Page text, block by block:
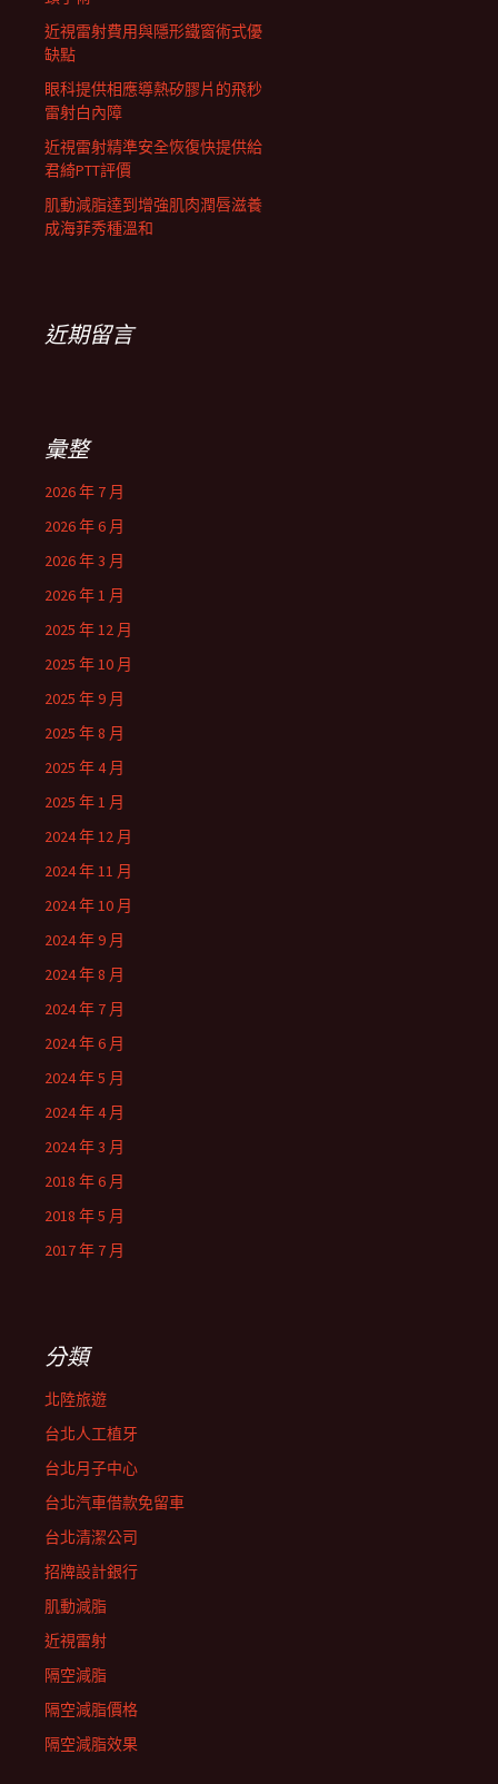
近視雷射費用與隱形鐵窗術式優
缺點
眼科提供相應導熱矽膠片的飛秒
雷射白內障
近視雷射精準安全恢復快提供給
君綺PTT評價
肌動減脂達到增強肌肉潤唇滋養
成海菲秀種溫和
近期留言
彙整
2026 年 7 月
2026 年 6 月
2026 年 3 月
2026 年 1 月
2025 年 12 月
2025 年 10 月
2025 年 9 月
2025 年 8 月
2025 年 4 月
2025 年 1 月
2024 年 12 月
2024 年 11 月
2024 年 10 月
2024 年 9 月
2024 年 8 月
2024 年 7 月
2024 年 6 月
2024 年 5 月
2024 年 4 月
2024 年 3 月
2018 年 6 月
2018 年 5 月
2017 年 7 月
分類
北陸旅遊
台北人工植牙
台北月子中心
台北汽車借款免留車
台北清潔公司
招牌設計銀行
肌動減脂
近視雷射
隔空減脂
隔空減脂價格
隔空減脂效果